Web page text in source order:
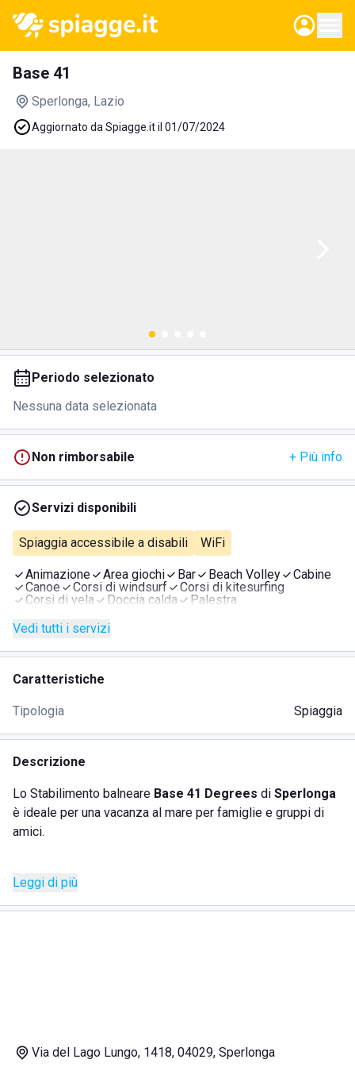
Base 41
Sperlonga, Lazio
Aggiornato da Spiagge.it il 01/07/2024
Periodo selezionato
Nessuna data selezionata
Non rimborsabile + Più info
Servizi disponibili
Spiaggia accessibile a disabili WiFi
Animazione Area giochi Bar Beach Volley
Cabine
Canoe
Corsi di windsurf
Corsi di kitesurfing
Corsi di vela
Doccia calda
Palestra
Vedi tutti i servizi
Caratteristiche
Tipologia Spiaggia
Descrizione
Lo Stabilimento balneare Base 41 Degrees di Sperlonga
è ideale per una vacanza al mare per famiglie e gruppi di
amici.
limpidoe raramente mosso, data l'ampia costa della zona
circostante. Il lido non ha nulla da invidiare alle spiagge
servizi, tra cui
Leggi di più
Via del Lago Lungo, 1418, 04029, Sperlonga